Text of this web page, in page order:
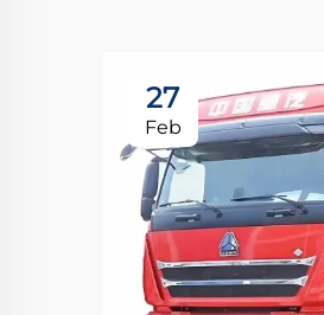
27
Feb